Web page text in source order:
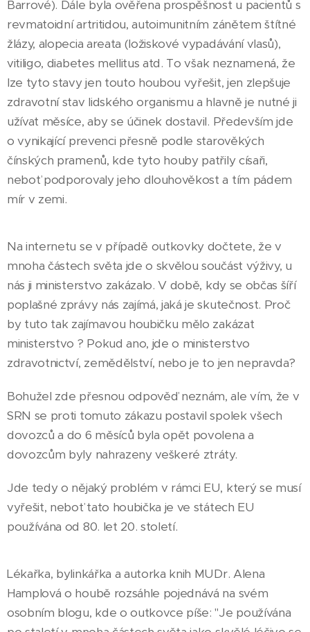
Barrové). Dále byla ověřena prospěšnost u pacientů s
revmatoidní artritidou, autoimunitním zánětem štítné
žlázy, alopecia areata (ložiskové vypadávání vlasů),
vitiligo, diabetes mellitus atd. To však neznamená, že
lze tyto stavy jen touto houbou vyřešit, jen zlepšuje
zdravotní stav lidského organismu a hlavně je nutné ji
užívat měsíce, aby se účinek dostavil. Především jde
o vynikající prevenci přesně podle starověkých
čínských pramenů, kde tyto houby patřily císaři,
neboť podporovaly jeho dlouhověkost a tím pádem
mír v zemi.
Na internetu se v případě outkovky dočtete, že v
mnoha částech světa jde o skvělou součást výživy, u
nás ji ministerstvo zakázalo. V době, kdy se občas šíří
poplašné zprávy nás zajímá, jaká je skutečnost. Proč
by tuto tak zajímavou houbičku mělo zakázat
ministerstvo ? Pokud ano, jde o ministerstvo
zdravotnictví, zemědělství, nebo je to jen nepravda?
Bohužel zde přesnou odpověď neznám, ale vím, že v
SRN se proti tomuto zákazu postavil spolek všech
dovozců a do 6 měsíců byla opět povolena a
dovozcům byly nahrazeny veškeré ztráty.
Jde tedy o nějaký problém v rámci EU, který se musí
vyřešit, neboť tato houbička je ve státech EU
používána od 80. let 20. století.
Lékařka, bylinkářka a autorka knih MUDr. Alena
Hamplová o houbě rozsáhle pojednává na svém
osobním blogu, kde o outkovce píše: "Je používána